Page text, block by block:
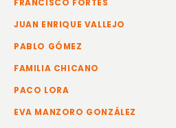
FRANCISCO FORTES
JUAN ENRIQUE VALLEJO
PABLO GÓMEZ
FAMILIA CHICANO
PACO LORA
EVA MANZORO GONZÁLEZ